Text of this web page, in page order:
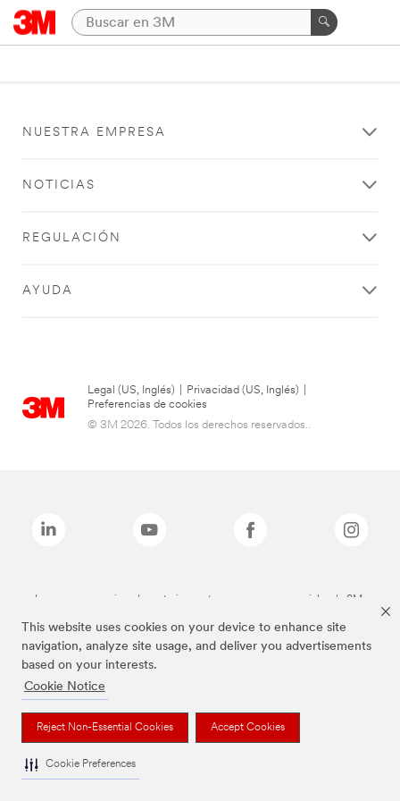
This website uses cookies on your device to enhance site
navigation, analyze site usage, and deliver you advertisements
based on your interests.
Cookie Notice
Reject Non-Essential Cookies Accept Cookies
Cookie Preferences
NUESTRA EMPRESA
NOTICIAS
REGULACIÓN
AYUDA
Legal (US, Inglés) Privacidad (US, Inglés)
Preferencias de cookies
© 3M 2026. Todos los derechos reservados..
Las marcas mencionadas anteriormente son marcas comerciales de 3M.